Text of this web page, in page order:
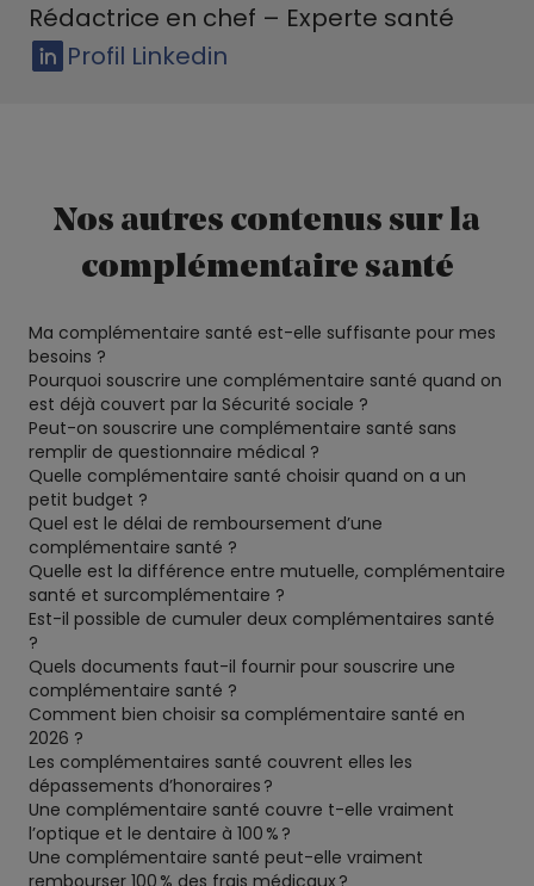
Rédactrice en chef – Experte santé
Profil Linkedin
Nos autres contenus sur la
complémentaire santé
Ma complémentaire santé est-elle suffisante pour mes
besoins ?
Pourquoi souscrire une complémentaire santé quand on
est déjà couvert par la Sécurité sociale ?
Peut-on souscrire une complémentaire santé sans
remplir de questionnaire médical ?
Quelle complémentaire santé choisir quand on a un
petit budget ?
Quel est le délai de remboursement d’une
complémentaire santé ?
Quelle est la différence entre mutuelle, complémentaire
santé et surcomplémentaire ?
Est-il possible de cumuler deux complémentaires santé
?
Quels documents faut-il fournir pour souscrire une
complémentaire santé ?
Comment bien choisir sa complémentaire santé en
2026 ?
Les complémentaires santé couvrent elles les
dépassements d’honoraires ?
Une complémentaire santé couvre t-elle vraiment
l’optique et le dentaire à 100 % ?
Une complémentaire santé peut-elle vraiment